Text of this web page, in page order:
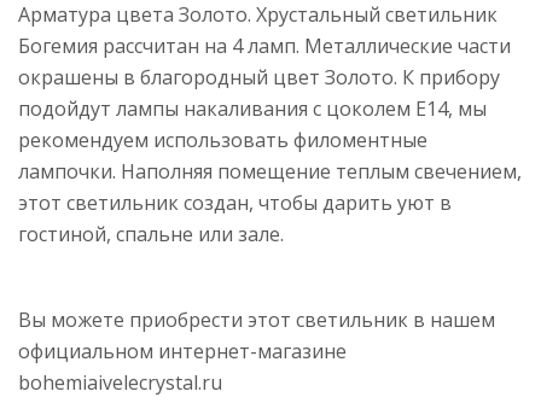
Арматура цвета Золото. Хрустальный светильник
Богемия рассчитан на 4 ламп. Металлические части
окрашены в благородный цвет Золото. К прибору
подойдут лампы накаливания с цоколем E14, мы
рекомендуем использовать филоментные
лампочки. Наполняя помещение теплым свечением,
этот светильник создан, чтобы дарить уют в
гостиной, спальне или зале.
Вы можете приобрести этот светильник в нашем
официальном интернет-магазине
bohemiaivelecrystal.ru